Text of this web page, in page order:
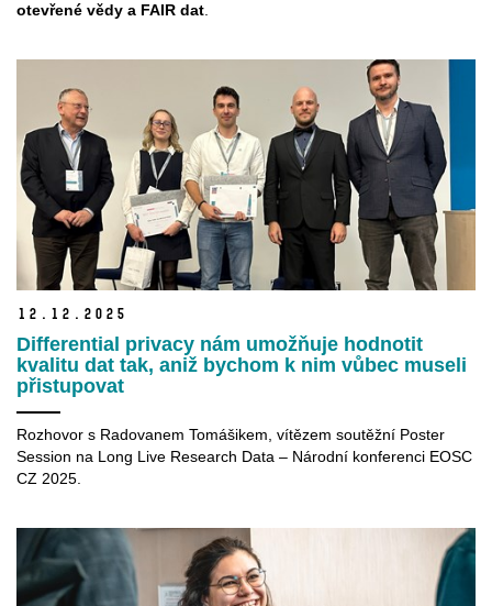
otevřené vědy a FAIR dat
12. 12. 2025
Differential privacy nám umožňuje hodnotit
kvalitu dat tak, aniž bychom k nim vůbec museli
přistupovat
Rozhovor s Radovanem Tomášikem, vítězem soutěžní Poster
Session na Long Live Research Data – Národní konferenci EOSC
CZ 2025.